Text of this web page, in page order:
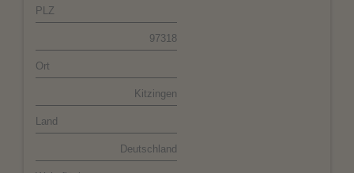
PLZ
97318
Ort
Kitzingen
Land
Deutschland